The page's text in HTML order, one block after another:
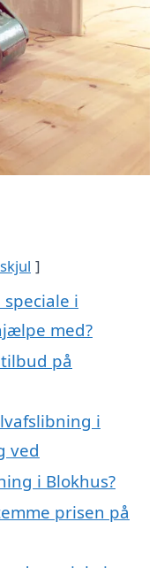
skjul
i
med?
på
i
ved
i Blokhus?
prisen på